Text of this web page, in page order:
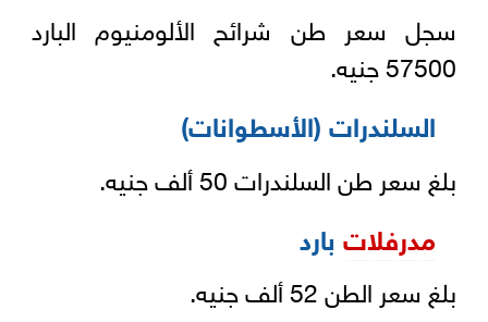
سجل سعر طن شرائح الألومنيوم البارد
57500 جنيه.
السلندرات (الأسطوانات)
بلغ سعر طن السلندرات 50 ألف جنيه.
مدرفلات بارد
بلغ سعر الطن 52 ألف جنيه.